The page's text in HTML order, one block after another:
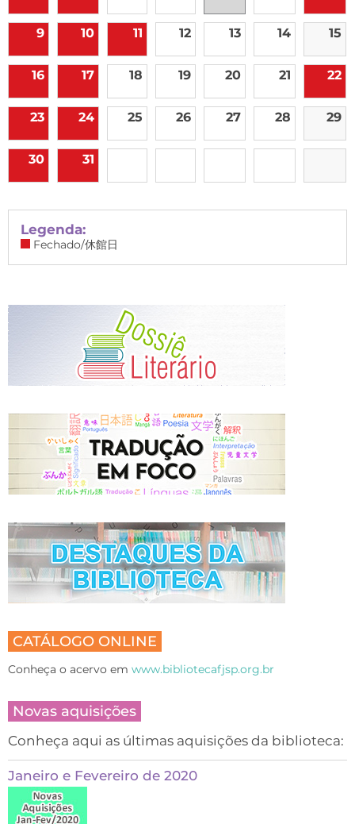
9 10 11 12 13 14 15
16 17 18 19 20 21 22
23 24 25 26 27 28 29
30 31
Legenda:
Fechado/休館日
CATÁLOGO ONLINE
Conheça o acervo em www.bibliotecafjsp.org.br
Novas aquisições
Conheça aqui as últimas aquisições da biblioteca:
Janeiro e Fevereiro de 2020